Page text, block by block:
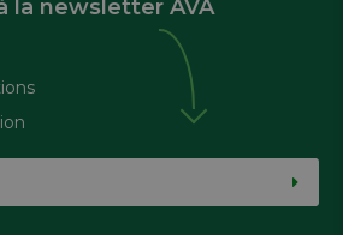
la newsletter AVA